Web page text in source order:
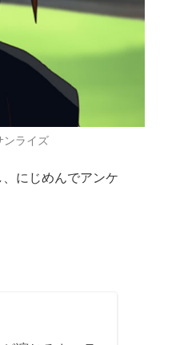
ンライズ
、にじめんでアンケ